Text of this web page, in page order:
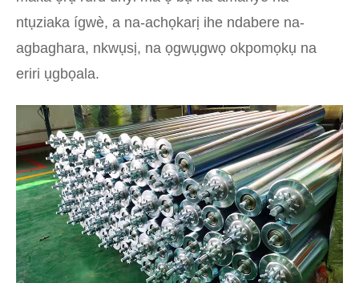
ntụziaka ígwè, a na-achọkarị ihe ndabere na-
agbaghara, nkwụsị, na ọgwụgwọ okpomọkụ na
eriri ụgbọala.